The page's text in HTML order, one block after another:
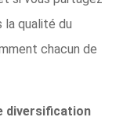
la qualité du
chacun de
diversification